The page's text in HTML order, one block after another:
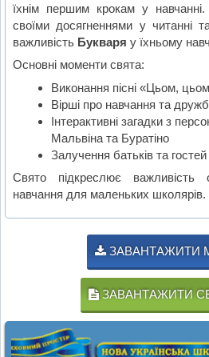
їхнім першим крокам у
своїми досягненнями у читанні
важливість Букваря у їхньому
Основні моменти свята:
Виконання пісні «Цьом,
Вірші про навчання та
Інтерактивні загадки з
Мальвіна та Буратіно
Залучення батьків та
Свято підкреслює важливість
навчання для маленьких школярів.
ЗАВАНТАЖИТИ
ЗАВАНТАЖИТИ